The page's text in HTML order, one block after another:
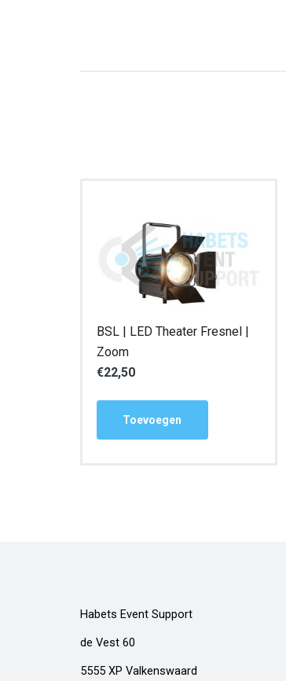
BSL | LED Theater Fresnel |
Zoom
€22,50
Toevoegen
Habets Event Support
de Vest 60
5555 XP Valkenswaard